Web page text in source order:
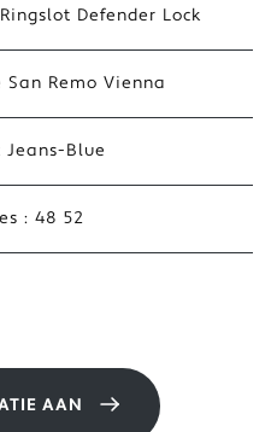
Defender Lock
San Remo Vienna
Blue
: 48 52
AAN